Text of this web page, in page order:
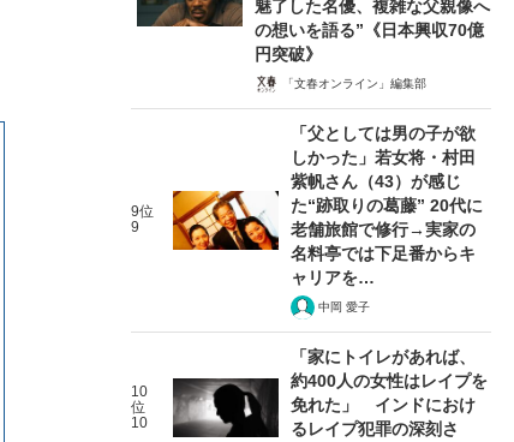
魅了した名優、複雑な父親像へ
の想いを語る”《日本興収70億
円突破》
「文春オンライン」編集部
9位
9
「父としては男の子が欲
しかった」若女将・村田
紫帆さん（43）が感じ
た“跡取りの葛藤” 20代に
老舗旅館で修行→実家の
名料亭では下足番からキ
ャリアを…
中岡 愛子
10
位
10
「家にトイレがあれば、
約400人の女性はレイプを
免れた」 インドにおけ
るレイプ犯罪の深刻さ